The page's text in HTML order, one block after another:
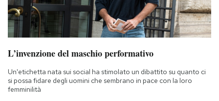
L’invenzione del maschio performativo
Un'etichetta nata sui social ha stimolato un dibattito su quanto ci
si possa fidare degli uomini che sembrano in pace con la loro
femminilità